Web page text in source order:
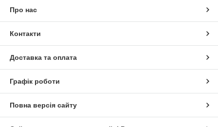
Про нас
Контакти
Доставка та оплата
Графік роботи
Повна версія сайту